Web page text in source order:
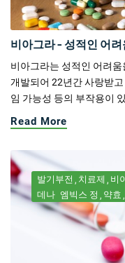
비아그라 - 성적인 어
비아그라는 성적인 어려
개발되어 22년간 사랑받
임 가능성 등의 부작용이
Read More
발기부전 치료제 비
데나 엠빅스 정 약효